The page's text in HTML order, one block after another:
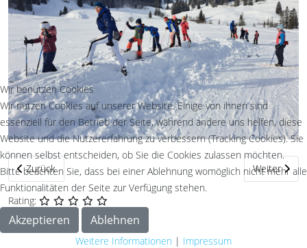
Vorheriger Beitrag: Viele Stockerlplätze für den Langlaufnachwuchs
Zurück Nächster
Weiter
Rating:
Wir benutzen Cookies
Wir nutzen Cookies auf unserer Website. Einige von ihnen sind
essenziell für den Betrieb der Seite, während andere uns helfen, diese
Website und die Nutzererfahrung zu verbessern (Tracking Cookies). Sie
können selbst entscheiden, ob Sie die Cookies zulassen möchten.
Bitte beachten Sie, dass bei einer Ablehnung womöglich nicht mehr alle
Funktionalitäten der Seite zur Verfügung stehen.
Akzeptieren Ablehnen
Weitere Informationen | Impressum